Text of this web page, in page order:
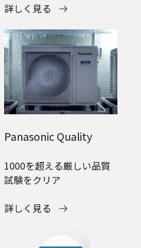
詳しく見る
Panasonic Quality
1000を超える厳しい品質
試験をクリア
詳しく見る